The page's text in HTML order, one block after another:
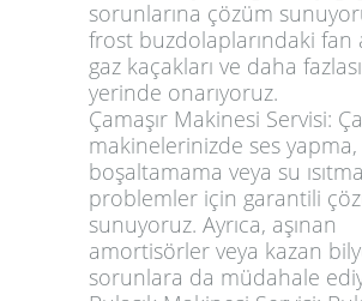
sorunlarına çözüm
frost buzdolaplarındaki fan
gaz kaçakları ve daha
yerinde onarıyoruz.
Çamaşır Makinesi Servisi:
makinelerinizde ses yapma,
boşaltamama veya su
problemler için garantili
sunuyoruz. Ayrıca, aşınan
amortisörler veya kazan
sorunlara da müdahale